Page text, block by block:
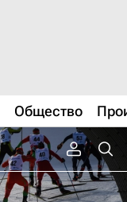
Общество